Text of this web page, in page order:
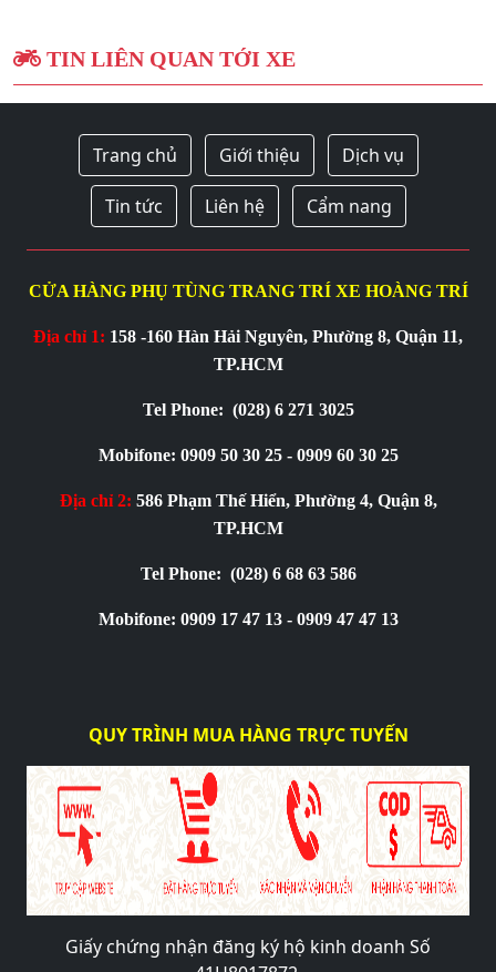
TIN LIÊN QUAN TỚI XE
Trang chủ Giới thiệu Dịch vụ
Tin tức Liên hệ Cẩm nang
CỬA HÀNG PHỤ TÙNG TRANG TRÍ XE HOÀNG TRÍ
Địa chỉ 1: 158 -160 Hàn Hải Nguyên, Phường 8, Quận 11,
TP.HCM
Tel Phone: (028) 6 271 3025
Mobifone: 0909 50 30 25 - 0909 60 30 25
Địa chỉ 2: 586 Phạm Thế Hiển, Phường 4, Quận 8,
TP.HCM
Tel Phone: (028) 6 68 63 586
Mobifone: 0909 17 47 13 - 0909 47 47 13
QUY TRÌNH MUA HÀNG TRỰC TUYẾN
Giấy chứng nhận đăng ký hộ kinh doanh Số